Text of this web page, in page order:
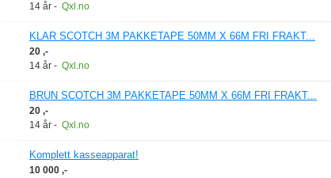
14 år - Qxl.no
KLAR SCOTCH 3M PAKKETAPE 50MM X 66M FRI FRAKT...
20 ,-
14 år - Qxl.no
BRUN SCOTCH 3M PAKKETAPE 50MM X 66M FRI FRAKT...
20 ,-
14 år - Qxl.no
Komplett kasseapparat!
10 000 ,-